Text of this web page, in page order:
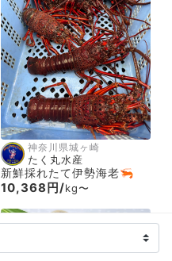
神奈川県城ヶ崎
たく丸水産
新鮮採れたて伊勢海老🦐
10,368円/kg〜